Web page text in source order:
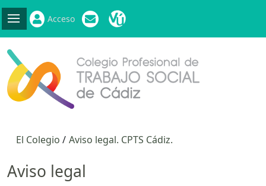
Acceso
El Colegio Aviso legal. CPTS Cádiz.
Aviso legal